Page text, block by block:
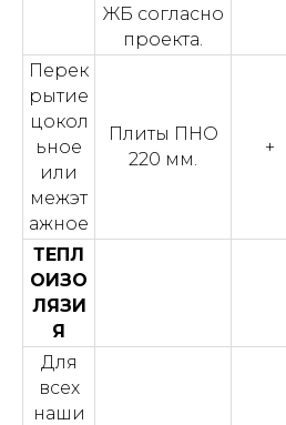
ЖБ согласно
проекта.
Перек
рытие
цокол
ьное
или
межэт
ажное
Плиты ПНО
220 мм.
+
ТЕПЛ
ОИЗО
ЛЯЗИ
Я
Для
всех
наши